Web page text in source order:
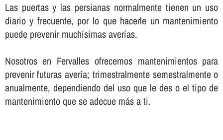
Las puertas y las persianas normalmente tienen un uso
diario y frecuente, por lo que hacerle un mantenimiento
puede prevenir muchí­simas averí­as.
Nosotros en Fervalles ofrecemos mantenimientos para
prevenir futuras averí­a; trimestralmente semestralmente o
anualmente, dependiendo del uso que le des o el tipo de
mantenimiento que se adecue más a ti.